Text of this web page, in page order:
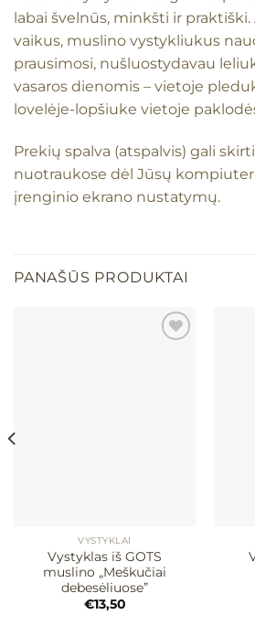
labai švelnūs, minkšti ir
vaikus, muslino vystykliukus
prausimosi, nušluostydavau
vasaros dienomis – vietoje
lovelėje-lopšiuke vietoje
Prekių spalva (atspalvis) gali
nuotraukose dėl Jūsų
įrenginio ekrano nustatymų.
PANAŠŪS PRODUKTAI
VYSTYKLAI
Vystyklas iš GOTS
muslino „Meškučiai
debesėliuose”
€13,50